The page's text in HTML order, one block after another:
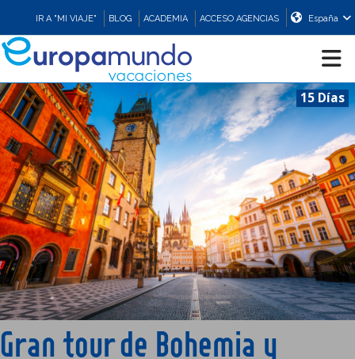
IR A "MI VIAJE" BLOG ACADEMIA ACCESO AGENCIAS España
CRUCEROS
EUROPA
ASIA
ORIENTE
PROMOCIONES
COMPRAR
15 Días
Gran tour de Bohemia y